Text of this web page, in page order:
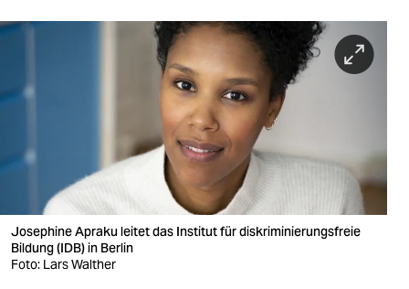
berlin
verlag
verlag
veranstaltungen
shop
Josephine Apraku leitet das Institut für diskriminierungsfreie
Bildung (IDB) in Berlin
Foto: Lars Walther